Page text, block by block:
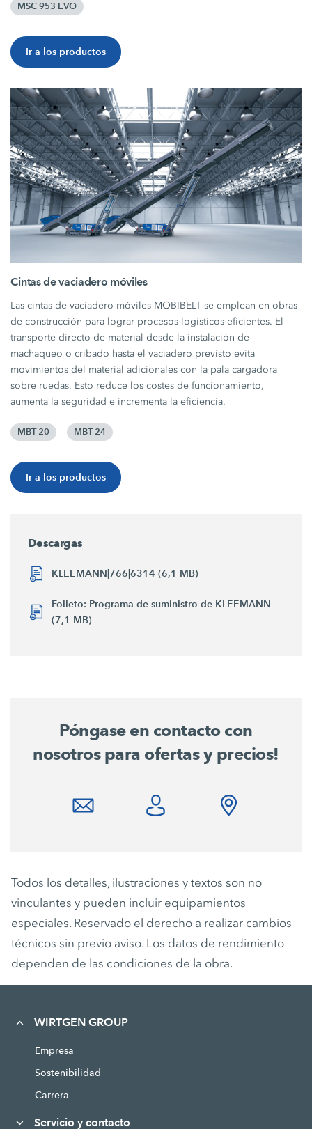
MSC 953 EVO
Ir a los productos
Cintas de vaciadero móviles
Las cintas de vaciadero móviles MOBIBELT se emplean en obras
de construcción para lograr procesos logísticos eficientes. El
transporte directo de material desde la instalación de
machaqueo o cribado hasta el vaciadero previsto evita
movimientos del material adicionales con la pala cargadora
sobre ruedas. Esto reduce los costes de funcionamiento,
aumenta la seguridad e incrementa la eficiencia.
MBT 20 MBT 24
Ir a los productos
Descargas
KLEEMANN|766|6314 (6,1 MB)
Folleto: Programa de suministro de KLEEMANN
(7,1 MB)
Póngase en contacto con
nosotros para ofertas y precios!
Todos los detalles, ilustraciones y textos son no
vinculantes y pueden incluir equipamientos
especiales. Reservado el derecho a realizar cambios
técnicos sin previo aviso. Los datos de rendimiento
dependen de las condiciones de la obra.
WIRTGEN GROUP
Empresa
Sostenibilidad
Carrera
Servicio y contacto